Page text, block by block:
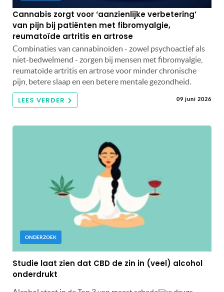
Cannabis zorgt voor ‘aanzienlijke verbetering’
van pijn bij patiënten met fibromyalgie,
reumatoïde artritis en artrose
Combinaties van cannabinoïden - zowel psychoactief als
niet-bedwelmend - zorgen bij mensen met fibromyalgie,
reumatoïde artritis en artrose voor minder chronische
pijn, betere slaap en een betere mentale gezondheid.
LEES VERDER 09 juni 2026
ONDERZOEK
Studie laat zien dat CBD de zin in (veel) alcohol
onderdrukt